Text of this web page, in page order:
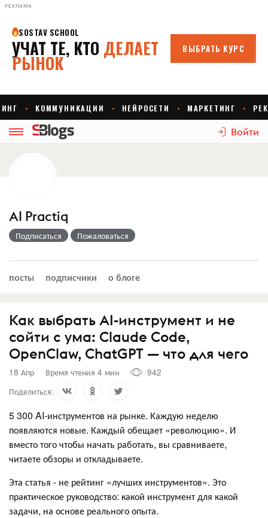
РЕКЛАМА
Войти
AI Practiq
Подписаться Пожаловаться
посты подписчики о блоге
Как выбрать AI-инструмент и не
сойти с ума: Claude Code,
OpenClaw, ChatGPT — что для чего
18 Апр Время чтения 4 мин
942
Поделиться:
5 300 AI-инструментов на рынке. Каждую неделю
появляются новые. Каждый обещает «революцию». И
вместо того чтобы начать работать, вы сравниваете,
читаете обзоры и откладываете.
Эта статья - не рейтинг «лучших инструментов». Это
практическое руководство: какой инструмент для какой
задачи, на основе реального опыта.